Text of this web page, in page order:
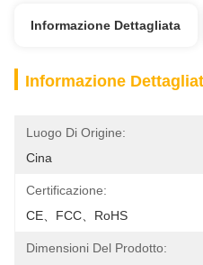
Informazione Dettagliata
Informazione
Luogo Di Origine:
Cina
Certificazione:
CE、FCC、RoHS
Dimensioni Del Prodotto: